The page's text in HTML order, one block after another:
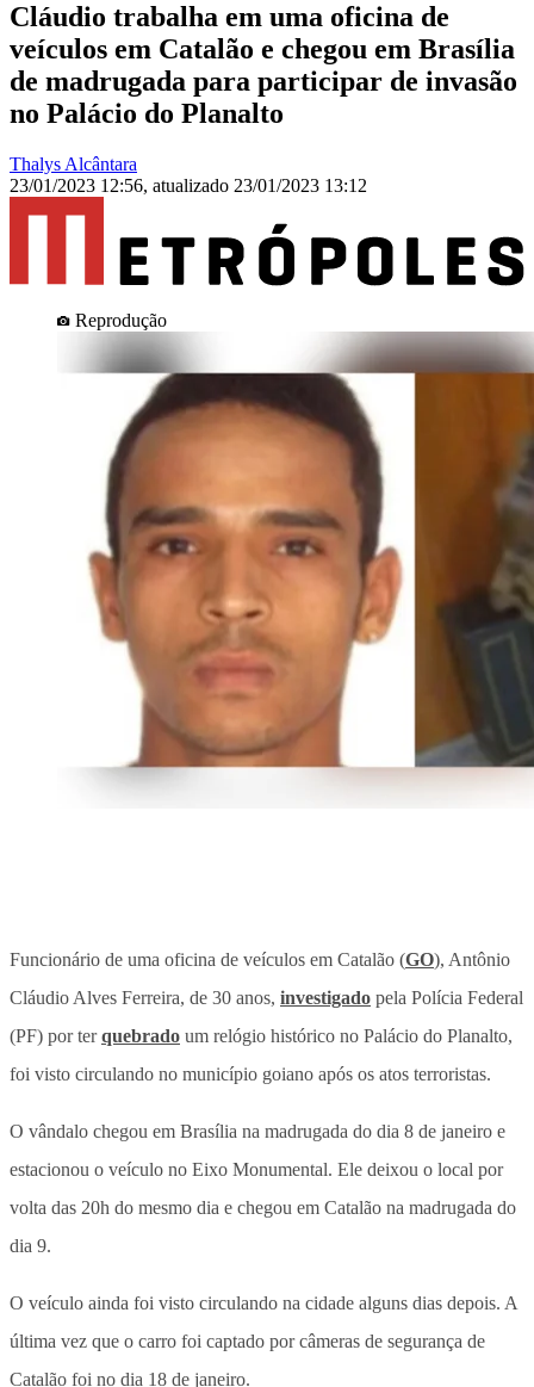
Cláudio trabalha em uma oficina de
veículos em Catalão e chegou em Brasília
de madrugada para participar de invasão
no Palácio do Planalto
Thalys Alcântara
23/01/2023 12:56, atualizado 23/01/2023 13:12
Reprodução
Funcionário de uma oficina de veículos em Catalão (GO), Antônio
Cláudio Alves Ferreira, de 30 anos, investigado pela Polícia Federal
(PF) por terquebrado um relógio histórico no Palácio do Planalto,
foi visto circulando no município goiano após os atos terroristas.
O vândalo chegou em Brasília na madrugada do dia 8 de janeiro e
estacionou o veículo no Eixo Monumental. Ele deixou o local por
volta das 20h do mesmo dia e chegou em Catalão na madrugada do
dia 9.
O veículo ainda foi visto circulando na cidade alguns dias depois. A
última vez que o carro foi captado por câmeras de segurança de
Catalão foi no dia 18 de janeiro.